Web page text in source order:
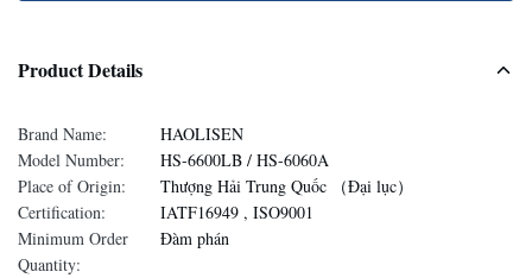
Product Details
Brand Name:
HAOLISEN
Model Number:
HS-6600LB / HS-6060A
Place of Origin:
Thượng Hải Trung Quốc （Đại lục）
Certification:
IATF16949 , ISO9001
Minimum Order
Quantity:
Đàm phán